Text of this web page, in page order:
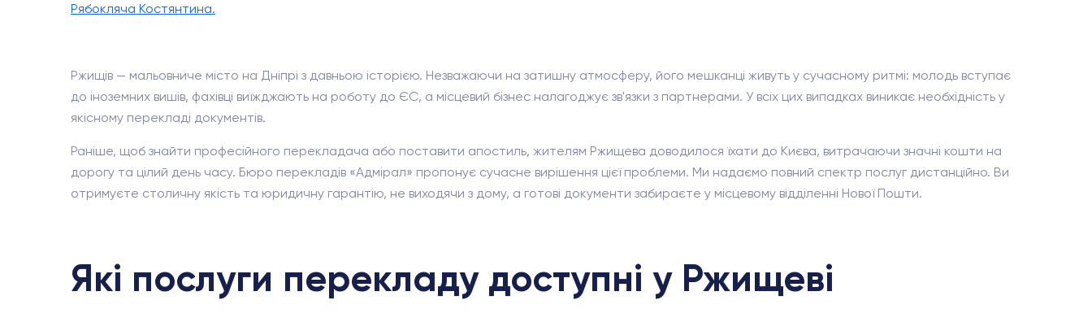
Рябокляча Костянтина.
Ржищів — мальовниче місто на Дніпрі з давньою історією. Незважаючи на затишну атмосферу, його мешканці живуть у сучасному ритмі: молодь вступає
до іноземних вишів, фахівці виїжджають на роботу до ЄС, а місцевий бізнес налагоджує зв'язки з партнерами. У всіх цих випадках виникає необхідність у
якісному перекладі документів.
Раніше, щоб знайти професійного перекладача або поставити апостиль, жителям Ржищева доводилося їхати до Києва, витрачаючи значні кошти на
дорогу та цілий день часу. Бюро перекладів «Адмірал» пропонує сучасне вирішення цієї проблеми. Ми надаємо повний спектр послуг дистанційно. Ви
отримуєте столичну якість та юридичну гарантію, не виходячи з дому, а готові документи забираєте у місцевому відділенні Нової Пошти.
Які послуги перекладу доступні у Ржищеві